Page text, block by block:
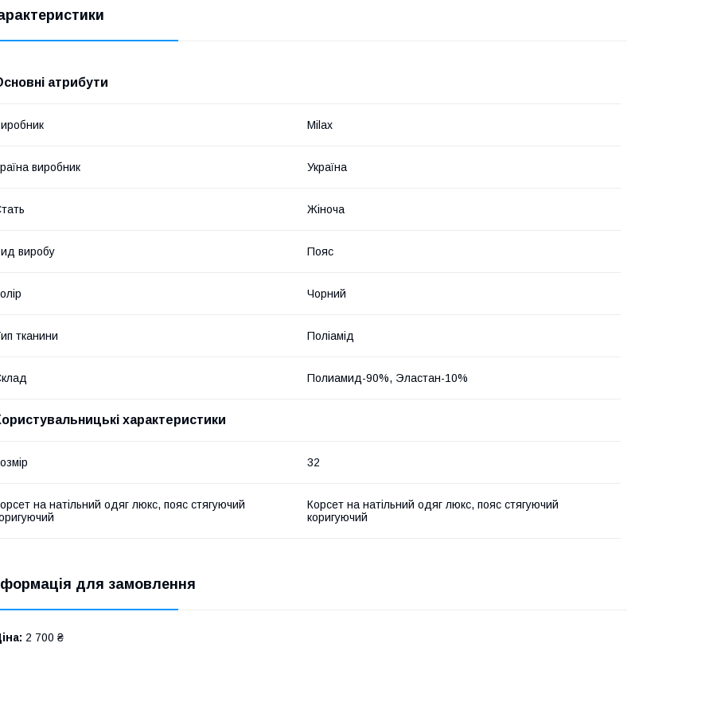
атрибути
Milax
виробник Україна
Жіноча
виробу Пояс
Чорний
тканини Поліамід
Полиамид-90%, Эластан-10%
характеристики
32
на натільний одяг люкс, пояс стягуючий
Корсет на натільний одяг люкс, пояс стягуючий
коригуючий
для замовлення
2 700 ₴